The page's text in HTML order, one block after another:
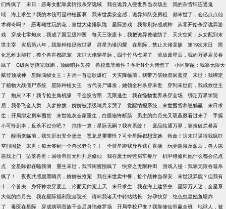
们悔疯了
末日：恶毒女配靠卖情报杀穿诡域 我在诡异入侵世界当农场主
我的杂货铺连通鬼
域
海上求生？我的木筏可是种植园啊 我末世卖安全感，诡异排队交房租
都末世了，会亿点点仙
术稀奇吗？
恶毒雌性玩的花，兽世大佬排队跪 星际游戏：我靠刷好感成神
从零开始杀穿诡异游
戏
穿成七零炮灰，我成了国宝级神医 每天三张废卡，我把诡异整破防了
天灾空间：从女配到末
世主宰
灾后第八年，我靠种植拯救世界 群星为谁闪耀 在星际，禁止大佬卖惨 第19次末日
黑
化恶雌太能打，整个兽世都跪宠
末世大佬穿星际，四个竹马悔哭了
流放废星后，我的万界雇员卷
疯了
C级向导撩完就跑，顶级哨兵失控 兽校低等雌性？孕吐N个大佬慌了
小区穿越：我靠无限天
赋登顶成神
星际满级女王：开局一首恋歌爆红 天灾降临前，我带万倍物资回蓝星
末世：我绑定
了植物大战僵尸系统
星际种植女王 古代丧尸爆发，她领全村杀穿末世
穿到末世前，我成救世主
了
炮灰？不！我专抢主角机缘 千金换古墨 无限逃生：我在怪物世界杀穿全场
绑定万界学院
后，我带飞全人类
入梦撩拨：娇娇被顶级哨兵亲哭了 觉醒情报系统，末世囤货养崽躺赢
末日求
生：开局绑定房车囤货
末世炮灰全家重生，白眼狼悔断肠 男主的白月光又双叒叕看过来了
手握
小可怜剧本，反杀不过分吧？
掐指一算：星际无嗣？我有系统！
废品站通万界，靠捡破烂暴富
了
酸雨来临前，我先肝出安全堡垒 恶龙是嘤嘤怪？可全星际都想宠她
救命！这末世逼得我疯狂
空间囤货
末世：每天签到一个兽形老公？！ 全蓝星蹲我异界逃亡直播
玩弄阴湿反派后，兽人崽
崽找上门
坠落兽世：回收帝国元帅开启修仙 我在废土经营房车餐厅
机甲维修师她什么都会亿点
点
全星际都在嗑我俩 重生末世，我带闺蜜囤疯了 快穿之无限种田
游戏入侵：我靠无限吞噬杀
疯了！
夜夜共感腹黑哨兵，娇娇被抢宠 我在末世卖中餐，捡个战神当保安
末世没异能？但我有
十二个兽夫
身怀神农穿废土，冷面元帅宠上天 末日求生：我在海上建堡垒
星际万人迷，全星系
大佬的白月光
我在星际福利院当院长 请叫我诸天中转站站长
好孕快穿：绝色虫皇她鱼塘炸
了
毒医在星际 穿成病弱贵族千金后身陷修罗场 开局学校尸变？我靠修仙带赢全班 地球人，被